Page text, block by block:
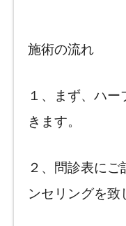
施術の流れ
１、まず、ハ
きます。
２、問診表に
ンセリングを致